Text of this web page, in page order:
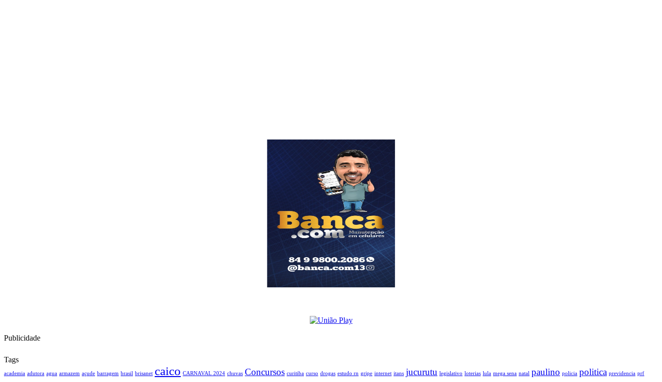
Publicidade
Tags
academia adutora agua armazem açude barragem brasil brisanet caico CARNAVAL 2024 chuvas Concursos curitiba curso drogas estudo rn gripe internet itans jucurutu legislativo loterias lula mega sena natal paulino policia politica previdencia prf